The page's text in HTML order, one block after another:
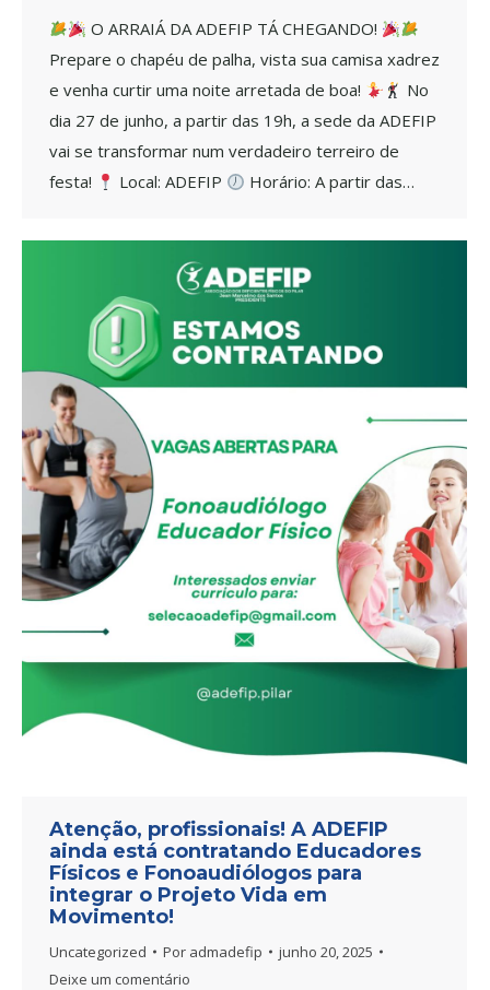
O ARRAIÁ DA ADEFIP TÁ CHEGANDO!
Prepare o chapéu de palha, vista sua camisa xadrez
e venha curtir uma noite arretada de boa!
No
dia 27 de junho, a partir das 19h, a sede da ADEFIP
vai se transformar num verdadeiro terreiro de
festa!
Local: ADEFIP Horário: A partir das…
Atenção, profissionais! A ADEFIP
ainda está contratando Educadores
Físicos e Fonoaudiólogos para
integrar o Projeto Vida em
Movimento!
Uncategorized Por admadefip
junho 20, 2025
Deixe um comentário